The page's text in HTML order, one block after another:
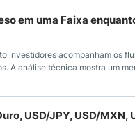
em uma Faixa
investidores acompanham os
A análise técnica mostra um
USD/JPY, USD/MXN,